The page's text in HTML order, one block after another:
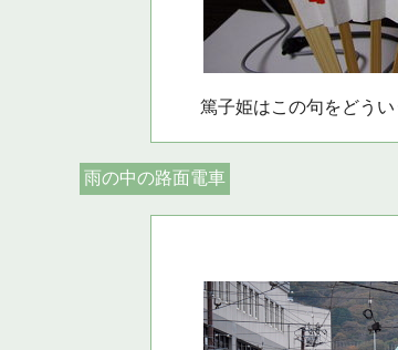
篤子姫はこの句をどう
雨の中の路面電車